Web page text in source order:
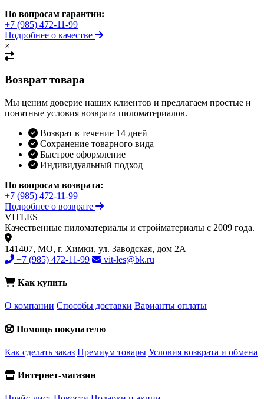
По вопросам гарантии:
+7 (985) 472-11-99
Подробнее о качестве
×
Возврат товара
Мы ценим доверие наших клиентов и предлагаем простые и
понятные условия возврата пиломатериалов.
Возврат в течение 14 дней
Сохранение товарного вида
Быстрое оформление
Индивидуальный подход
По вопросам возврата:
+7 (985) 472-11-99
Подробнее о возврате
VITLES
Качественные пиломатериалы и стройматериалы с 2009 года.
141407, МО, г. Химки, ул. Заводская, дом 2А
+7 (985) 472-11-99
vit-les@bk.ru
Как купить
О компании Способы доставки Варианты оплаты
Помощь покупателю
Как сделать заказ Премиум товары Условия возврата и обмена
Интернет-магазин